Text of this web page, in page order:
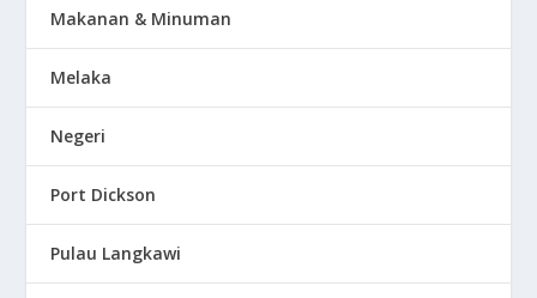
Makanan & Minuman
Melaka
Negeri
Port Dickson
Pulau Langkawi